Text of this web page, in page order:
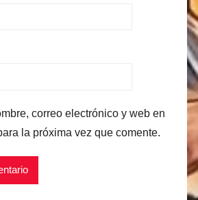
correo electrónico y web en
la próxima vez que comente.